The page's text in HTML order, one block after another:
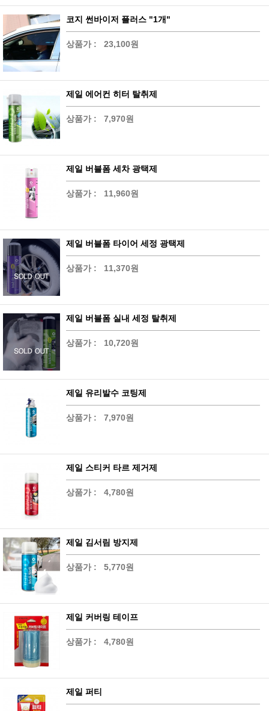
코지 썬바이저 플러스 "1개"
상품가 : 23,100원
제일 에어컨 히터 탈취제
상품가 : 7,970원
제일 버블폼 세차 광택제
상품가 : 11,960원
제일 버블폼 타이어 세정 광택제
상품가 : 11,370원
제일 버블폼 실내 세정 탈취제
상품가 : 10,720원
제일 유리발수 코팅제
상품가 : 7,970원
제일 스티커 타르 제거제
상품가 : 4,780원
제일 김서림 방지제
상품가 : 5,770원
제일 커버링 테이프
상품가 : 4,780원
제일 퍼티